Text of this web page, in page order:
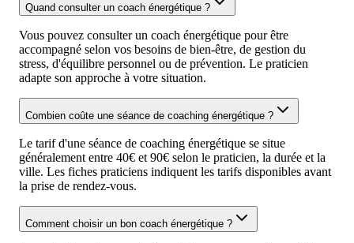
Quand consulter un coach énergétique ?
Vous pouvez consulter un coach énergétique pour être
accompagné selon vos besoins de bien-être, de gestion du
stress, d'équilibre personnel ou de prévention. Le praticien
adapte son approche à votre situation.
Combien coûte une séance de coaching énergétique ?
Le tarif d'une séance de coaching énergétique se situe
généralement entre 40€ et 90€ selon le praticien, la durée et la
ville. Les fiches praticiens indiquent les tarifs disponibles avant
la prise de rendez-vous.
Comment choisir un bon coach énergétique ?